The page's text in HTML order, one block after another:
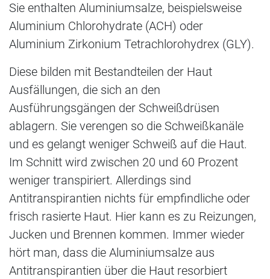
Sie enthalten Aluminiumsalze, beispielsweise
Aluminium Chlorohydrate (ACH) oder
Aluminium Zirkonium Tetrachlorohydrex (GLY).
Diese bilden mit Bestandteilen der Haut
Ausfällungen, die sich an den
Ausführungsgängen der Schweißdrüsen
ablagern. Sie verengen so die Schweißkanäle
und es gelangt weniger Schweiß auf die Haut.
Im Schnitt wird zwischen 20 und 60 Prozent
weniger transpiriert. Allerdings sind
Antitranspirantien nichts für empfindliche oder
frisch rasierte Haut. Hier kann es zu Reizungen,
Jucken und Brennen kommen. Immer wieder
hört man, dass die Aluminiumsalze aus
Antitranspirantien über die Haut resorbiert